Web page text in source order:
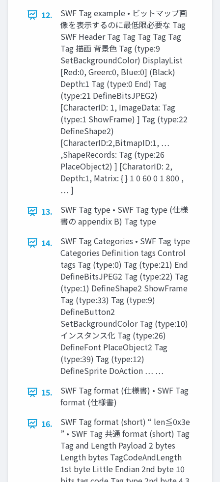
12.
SWF Tag example • ビットマップ画
像を表示するのに最低限必要な Tag
SWF Header Tag Tag Tag Tag Tag
Tag 描画 背景色 Tag (type:9
SetBackgroundColor) DisplayList
[Red:0, Green:0, Blue:0] (Black)
Depth:1 Tag (type:0 End) Tag
(type:21 DefineBitsJPEG2)
[CharacterID: 1, ImageData: Tag
(type:1 ShowFrame) ] Tag (type:22
DefineShape2)
[CharacterID:2,BitmapID:1, …
,ShapeRecords: Tag (type:26
PlaceObject2) ] [CharatorID: 2,
Depth:1, Matrix: { } 1 0 60 0 1 800 ,
… ]
13.
SWF Tag type • SWF Tag type (仕様
書の appendix B) Tag type
14.
SWF Tag Categories • SWF Tag type
Categories Definition tags Control
tags Tag (type:0) Tag (type:21) End
DefineBitsJPEG2 Tag (type:22) Tag
(type:1) DefineShape2 ShowFrame
Tag (type:33) Tag (type:9)
DefineButton2
SetBackgroundColor Tag (type:10)
インスタンス化 Tag (type:26)
DefineFont PlaceObject2 Tag
(type:39) Tag (type:12)
DefineSprite DoAction … …
15.
SWF Tag format (仕様書) • SWF Tag
format (仕様書)
16.
SWF Tag format (short) “ len≦0x3e
” • SWF Tag 共通 format (short) Tag
Tag and Length Payload 2 bytes
Length bytes TagCodeAndLength
1st byte Little Endian 2nd byte 10